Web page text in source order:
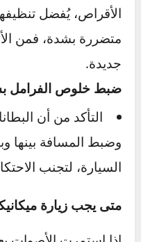
مؤقتةأثناء الضغط على
عدم ضبط خلوص
في بعض الحالات، قد
بالشكل الصحيح أو أن
الأقراص غير مضبوطة،
طبيعي يصدر أصواتًا
الحلول المقترحة
استبدال البطانات